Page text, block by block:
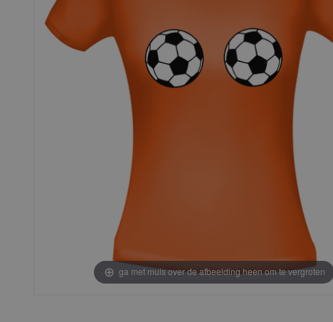
ga met muis over de afbeelding heen om te vergroten